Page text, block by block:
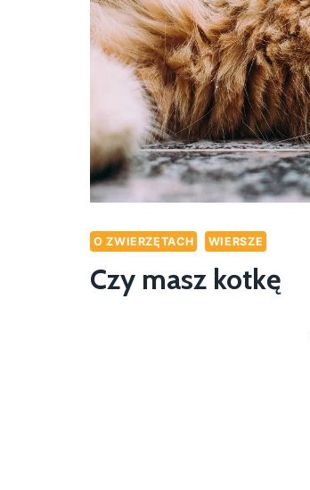
O ZWIERZĘTACH WIERSZE
Czy masz kotkę